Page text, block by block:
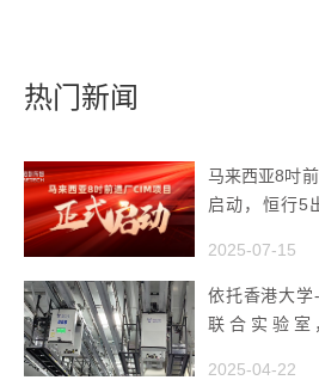
热门新闻
马来西亚8吋
启动，恒行5
2025-07-15
依托香港大学
联合实验室
2025-04-22